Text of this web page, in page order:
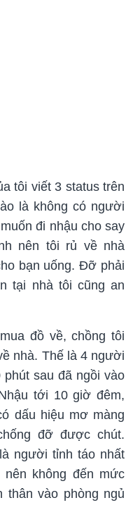
tôi viết 3 status trên
là không có người
đi nhậu cho say
nên tôi rủ về nhà
bạn uống. Đỡ phải
tại nhà tôi cũng an
đồ về, chồng tôi
nhà. Thế là 4 người
sau đã ngồi vào
tới 10 giờ đêm,
dấu hiệu mơ màng
đỡ được chút.
người tỉnh táo nhất
không đến mức
vào phòng ngủ